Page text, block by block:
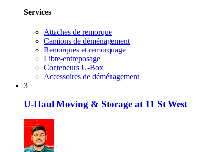
Services
Attaches de remorque
Camions de déménagement
Remorques et remorquage
Libre-entreposage
Conteneurs U-Box
Accessoires de déménagement
3
U-Haul Moving & Storage at 11 St West